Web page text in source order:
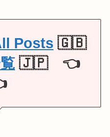
Posts 🇬🇧
🇯🇵 👈